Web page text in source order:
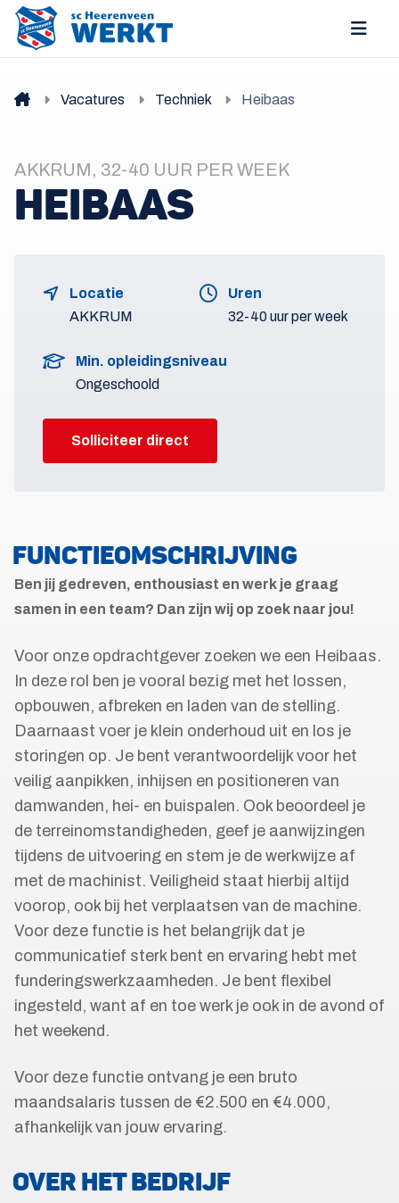
Vacatures Techniek Heibaas
AKKRUM, 32-40 UUR PER WEEK
HEIBAAS
Locatie
AKKRUM
Uren
32-40 uur per week
Min. opleidingsniveau
Ongeschoold
Solliciteer direct
FUNCTIEOMSCHRIJVING
Ben jij gedreven, enthousiast en werk je graag
samen in een team? Dan zijn wij op zoek naar jou!
Voor onze opdrachtgever zoeken we een Heibaas.
In deze rol ben je vooral bezig met het lossen,
opbouwen, afbreken en laden van de stelling.
Daarnaast voer je klein onderhoud uit en los je
storingen op. Je bent verantwoordelijk voor het
veilig aanpikken, inhijsen en positioneren van
damwanden, hei- en buispalen. Ook beoordeel je
de terreinomstandigheden, geef je aanwijzingen
tijdens de uitvoering en stem je de werkwijze af
met de machinist. Veiligheid staat hierbij altijd
voorop, ook bij het verplaatsen van de machine.
Voor deze functie is het belangrijk dat je
communicatief sterk bent en ervaring hebt met
funderingswerkzaamheden. Je bent flexibel
ingesteld, want af en toe werk je ook in de avond of
het weekend.
Voor deze functie ontvang je een bruto
maandsalaris tussen de €2.500 en €4.000,
afhankelijk van jouw ervaring.
OVER HET BEDRIJF